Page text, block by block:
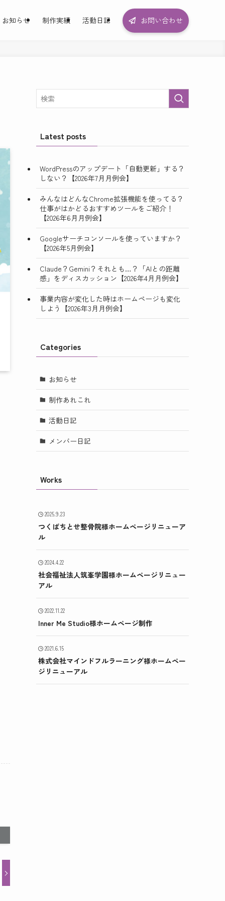
お知らせ 制作実績 活動日記 お問い合わせ
Latest posts
WordPressのアップデート「自動更新」する？
しない？【2026年7月月例会】
みんなはどんなChrome拡張機能を使ってる？
仕事がはかどるおすすめツールをご紹介！
【2026年6月月例会】
Googleサーチコンソールを使っていますか？
【2026年5月例会】
Claude？Gemini？それとも…？「AIとの距離
感」をディスカッション【2026年4月月例会】
事業内容が変化した時はホームページも変化
しよう【2026年3月月例会】
Categories
お知らせ
制作あれこれ
活動日記
メンバー日記
Works
2025.9.23
つくばちとせ整骨院様ホームページリニューア
ル
2024.4.22
社会福祉法人筑峯学園様ホームページリニュー
アル
2022.11.22
Inner Me Studio様ホームページ制作
2021.6.15
株式会社マインドフルラーニング様ホームペー
ジリニューアル